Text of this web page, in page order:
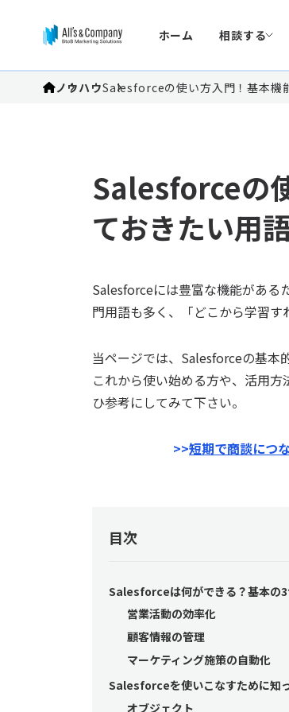
ホーム 相談する
ノウハウSalesforceの使い方入門！基本機
Salesforceの
ておきたい用
Salesforceには豊富な機能がある
門用語も多く、「どこから学習す
当ページでは、Salesforceの基本
これから使い始める方や、活用
ひ参考にしてみて下さい。
>>短期で商談につ
目次
Salesforceは何ができる？基本の
営業活動の効率化
顧客情報の管理
マーケティング施策の自動化
Salesforceを使いこなすために知
オブジェクト